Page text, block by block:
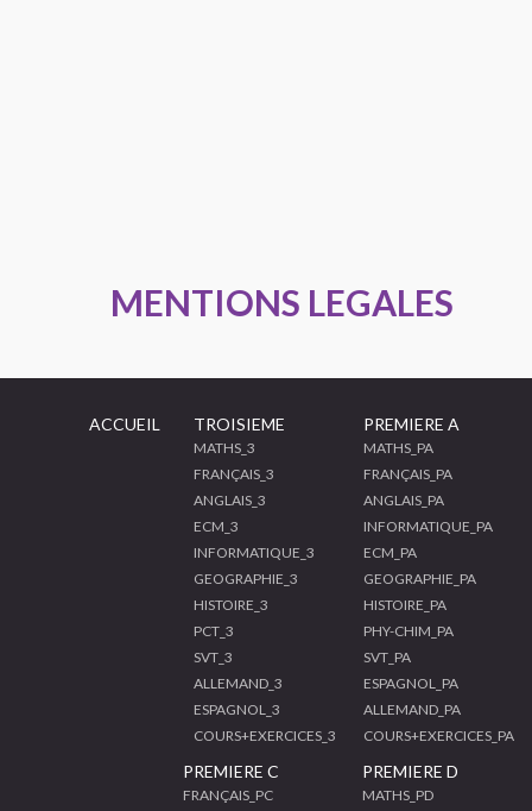
MENTIONS LEGALES
ACCUEIL TROISIEME
MATHS_3
FRANÇAIS_3
ANGLAIS_3
ECM_3
INFORMATIQUE_3
GEOGRAPHIE_3
HISTOIRE_3
PCT_3
SVT_3
ALLEMAND_3
ESPAGNOL_3
COURS+EXERCICES_3
PREMIERE A
MATHS_PA
FRANÇAIS_PA
ANGLAIS_PA
INFORMATIQUE_PA
ECM_PA
GEOGRAPHIE_PA
HISTOIRE_PA
PHY-CHIM_PA
SVT_PA
ESPAGNOL_PA
ALLEMAND_PA
COURS+EXERCICES_PA
PREMIERE C
FRANÇAIS_PC
PREMIERE D
MATHS_PD